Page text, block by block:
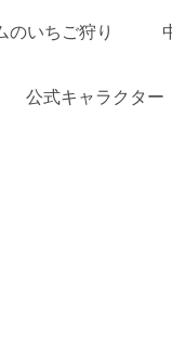
のいちご狩り
公式キャラクター